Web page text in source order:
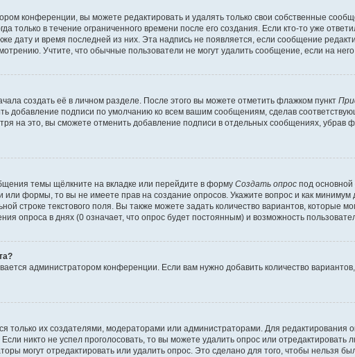
конференции, вы можете редактировать и удалять только свои собственные
только в течение ограниченного времени после его создания. Если кто-то уже
дату и время последней из них. Эта надпись не появляется, если сообщение
Учтите, что обычные пользователи не могут удалить сообщение, если на него
создать её в личном разделе. После этого вы можете отметить флажком пункт
добавление подписи по умолчанию ко всем вашим сообщениям, сделав
на это, вы сможете отменить добавление подписи в отдельных сообщениях, убрав
темы щёлкните на вкладке или перейдите в форму Создать опрос под
или формы, то вы не имеете прав на создание опросов. Укажите вопрос и как минимум
строке текстового поля. Вы также можете задать количество вариантов, которые
опроса в днях (0 означает, что опрос будет постоянным) и возможность
администратором конференции. Если вам нужно добавить количество
только их создателями, модераторами или администраторами. Для редактирования
никто не успел проголосовать, то вы можете удалить опрос или отредактировать
могут отредактировать или удалить опрос. Это сделано для того, чтобы нельзя